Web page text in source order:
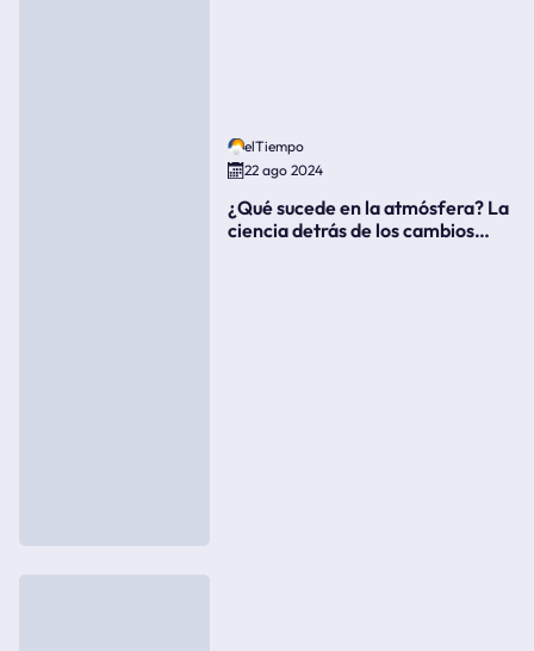
elTiempo
22 ago 2024
¿Qué sucede en la atmósfera? La
ciencia detrás de los cambios